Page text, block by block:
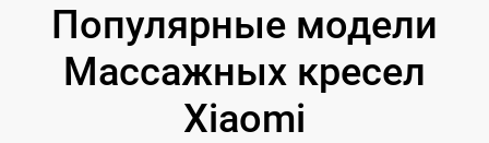
Популярные модели
Массажных кресел
Xiaomi